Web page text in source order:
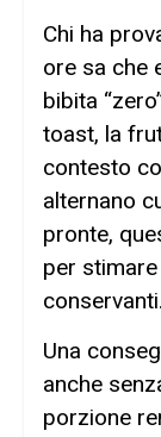
Chi ha
ore sa che
bibita
toast, la
contesto
alternano
pronte,
per stimare
conservanti.
Una
anche
porzione